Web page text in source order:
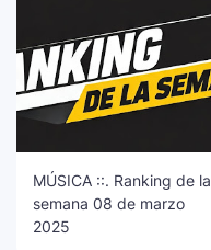
MÚSICA ::. Ranking de la
semana 08 de marzo
2025